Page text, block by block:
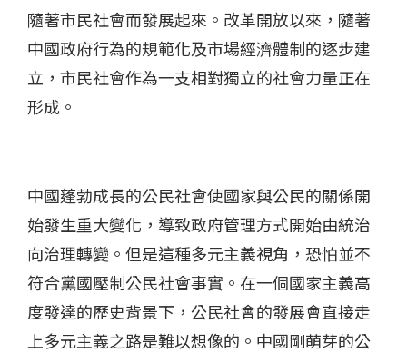
隨著市民社會而發展起來。改革開放以來，隨著
中國政府行為的規範化及市場經濟體制的逐步建
立，市民社會作為一支相對獨立的社會力量正在
形成。
中國蓬勃成長的公民社會使國家與公民的關係開
始發生重大變化，導致政府管理方式開始由統治
向治理轉變。但是這種多元主義視角，恐怕並不
符合黨國壓制公民社會事實。在一個國家主義高
度發達的歷史背景下，公民社會的發展會直接走
上多元主義之路是難以想像的。中國剛萌芽的公